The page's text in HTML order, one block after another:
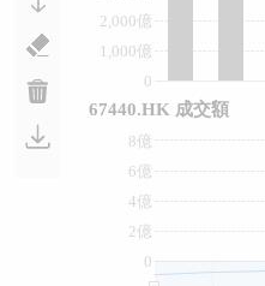
0
1,000億
2,000億
0
2億
4億
6億
8億
67440.HK 成交額